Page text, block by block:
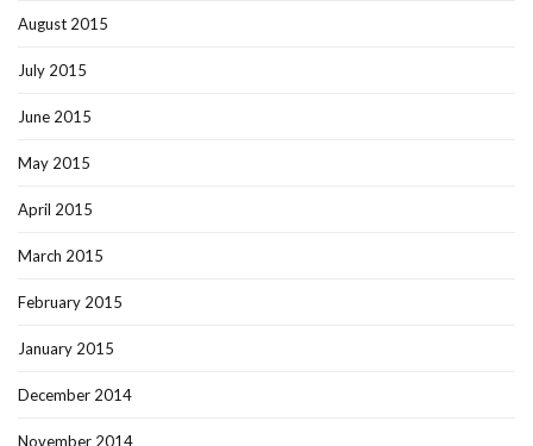
August 2015
July 2015
June 2015
May 2015
April 2015
March 2015
February 2015
January 2015
December 2014
November 2014